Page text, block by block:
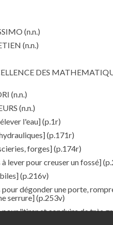
(n.n.)
(n.n.)
DES
(n.n.)
(n.n.)
l'eau](p.1r)
(p.171r)
forges](p.174r)
lever pour creuser un fossé]
(p.216v)
dégonder une porte,
serrure](p.253v)
"tirer et conduire de très